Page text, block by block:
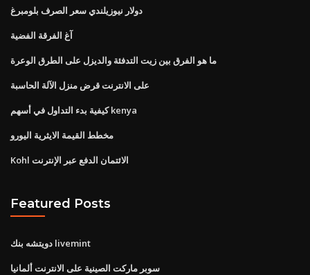
دولار نيوزيلندي سعر الصرف بلومبرغ
آغ الفرقة الفضية
ما هو الفرق بين زيت التدفئة والديزل على الطرق الوعرة
على الانترنت قرض منزل الآلة الحاسبة
كيفية بدء التداول في أسهم kenya
مخطط القيمة الايثرية اليورو
Kohl الائتمان الدفع عبر الإنترنت
Featured Posts
دويتشه بنك livemint
سوبر ماركت الصينية على الانترنت ألمانيا